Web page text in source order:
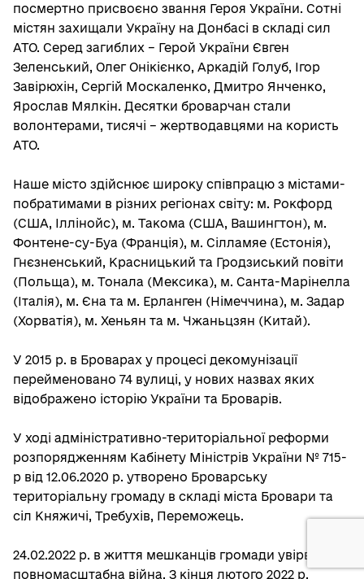
посмертно присвоєно звання Героя України. Сотні
містян захищали Україну на Донбасі в складі сил
АТО. Серед загиблих – Герой України Євген
Зеленський, Олег Онікієнко, Аркадій Голуб, Ігор
Завірюхін, Сергій Москаленко, Дмитро Янченко,
Ярослав Мялкін. Десятки броварчан стали
волонтерами, тисячі – жертводавцями на користь
АТО.
Наше місто здійснює широку співпрацю з містами-
побратимами в різних регіонах світу: м. Рокфорд
(США, Іллінойс), м. Такома (США, Вашингтон), м.
Фонтене-су-Буа (Франція), м. Сілламяе (Естонія),
Гнєзненський, Красницький та Гродзиський повіти
(Польща), м. Тонала (Мексика), м. Санта-Марінелла
(Італія), м. Єна та м. Ерланген (Німеччина), м. Задар
(Хорватія), м. Хеньян та м. Чжаньцзян (Китай).
У 2015 р. в Броварах у процесі декомунізації
перейменовано 74 вулиці, у нових назвах яких
відображено історію України та Броварів.
У ході адміністративно-територіальної реформи
розпорядженням Кабінету Міністрів України № 715-
р від 12.06.2020 р. утворено Броварську
територіальну громаду в складі міста Бровари та
сіл Княжичі, Требухів, Переможець.
24.02.2022 р. в життя мешканців громади увірвалася
повномасштабна війна. З кінця лютого 2022 р.